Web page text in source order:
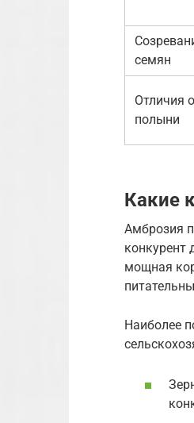
семян
Отличия
полыни
Какие
Амброзия
конкурент
мощная
Наиболее